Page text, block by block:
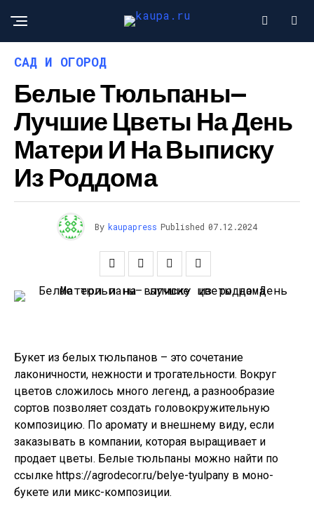
САД И ОГОРОД
Белые Тюльпаны—
Лучшие Цветы На День
Матери И На Выписку
Из Роддома
By kaupapress Published 07.12.2024
Букет из белых тюльпанов – это сочетание
лаконичности, нежности и трогательности. Вокруг
цветов сложилось много легенд, а разнообразие
сортов позволяет создать головокружительную
композицию. По аромату и внешнему виду, если
заказывать в компании, которая выращивает и
продает цветы. Белые тюльпаны можно найти по
ссылке https://agrodecor.ru/belye-tyulpany в моно-
букете или микс-композиции.